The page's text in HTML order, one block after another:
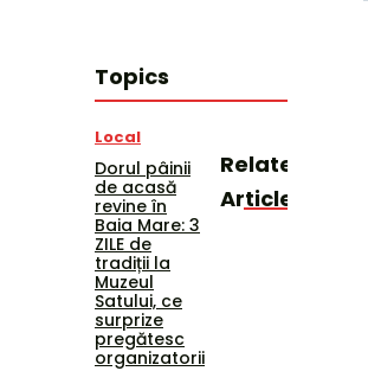
Topics
Local
Dorul pâinii
de acasă
revine în
Baia Mare: 3
ZILE de
tradiții la
Muzeul
Satului, ce
surprize
pregătesc
organizatorii
Related
Articles